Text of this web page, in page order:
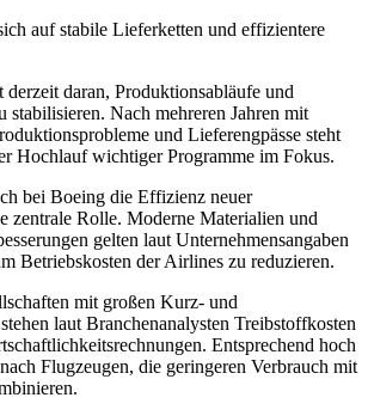
auf stabile Lieferketten und effizientere
daran, Produktionsabläufe und
stabilisieren. Nach mehreren Jahren mit
und Lieferengpässe steht
Hochlauf wichtiger Programme im Fokus.
bei Boeing die Effizienz neuer
zentrale Rolle. Moderne Materialien und
gelten laut Unternehmensangaben
Betriebskosten der Airlines zu reduzieren.
mit großen Kurz- und
laut Branchenanalysten Treibstoffkosten
Entsprechend hoch
Flugzeugen, die geringeren Verbrauch mit